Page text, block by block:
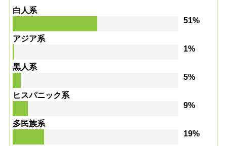
白人系
51%
アジア系
1%
黒人系
5%
ヒスパニック系
9%
多民族系
19%